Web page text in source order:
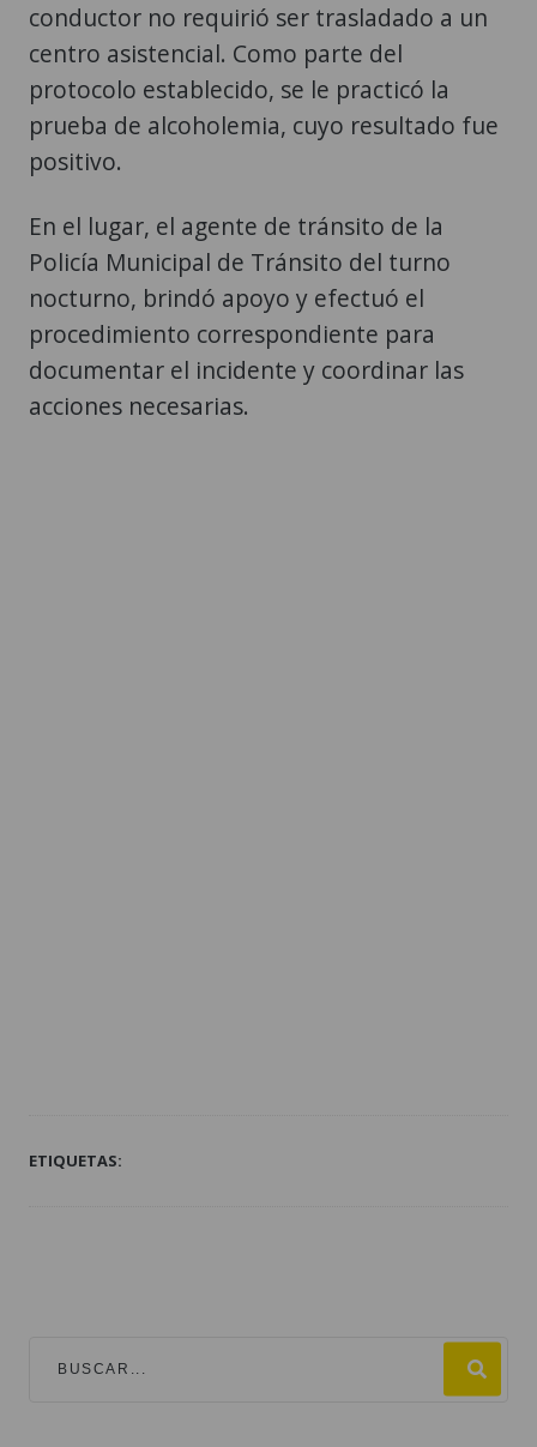
conductor no requirió ser trasladado a un
centro asistencial. Como parte del
protocolo establecido, se le practicó la
prueba de alcoholemia, cuyo resultado fue
positivo.
En el lugar, el agente de tránsito de la
Policía Municipal de Tránsito del turno
nocturno, brindó apoyo y efectuó el
procedimiento correspondiente para
documentar el incidente y coordinar las
acciones necesarias.
ETIQUETAS: